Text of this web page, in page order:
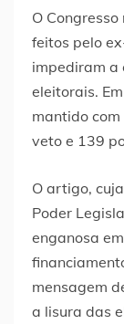
O
feitos pelo
impediram a
eleitorais.
mantido
veto e 139
O artigo,
Poder
enganosa
mensagem
a lisura das